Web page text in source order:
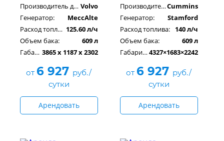
Производитель двигателя: Volvo
Генератор:
MeccAlte
Расход топлива: 125.60 л/ч
Объем бака:
609 л
Габариты, см: 3865 x 1187 x 2302
от 6 927 руб./
сутки
Арендовать
Производитель двигателя:Cummins
Генератор:
Stamford
Расход топлива:
140 л/ч
Объем бака:
609 л
Габариты, см:4327×1683×2242
от 6 927 руб./
сутки
Арендовать